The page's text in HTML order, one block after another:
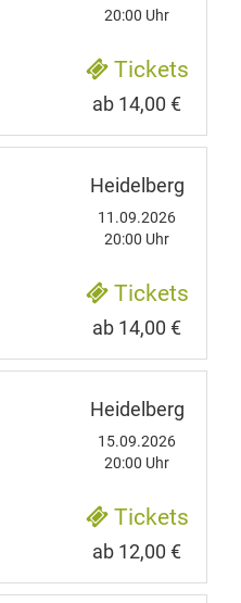
20:00 Uhr
Tickets
ab 14,00 €
Heidelberg
11.09.2026
20:00 Uhr
Tickets
ab 14,00 €
Heidelberg
15.09.2026
20:00 Uhr
Tickets
ab 12,00 €